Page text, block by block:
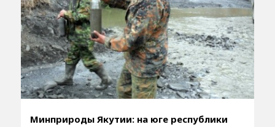
Минприроды Якутии: на юге республики